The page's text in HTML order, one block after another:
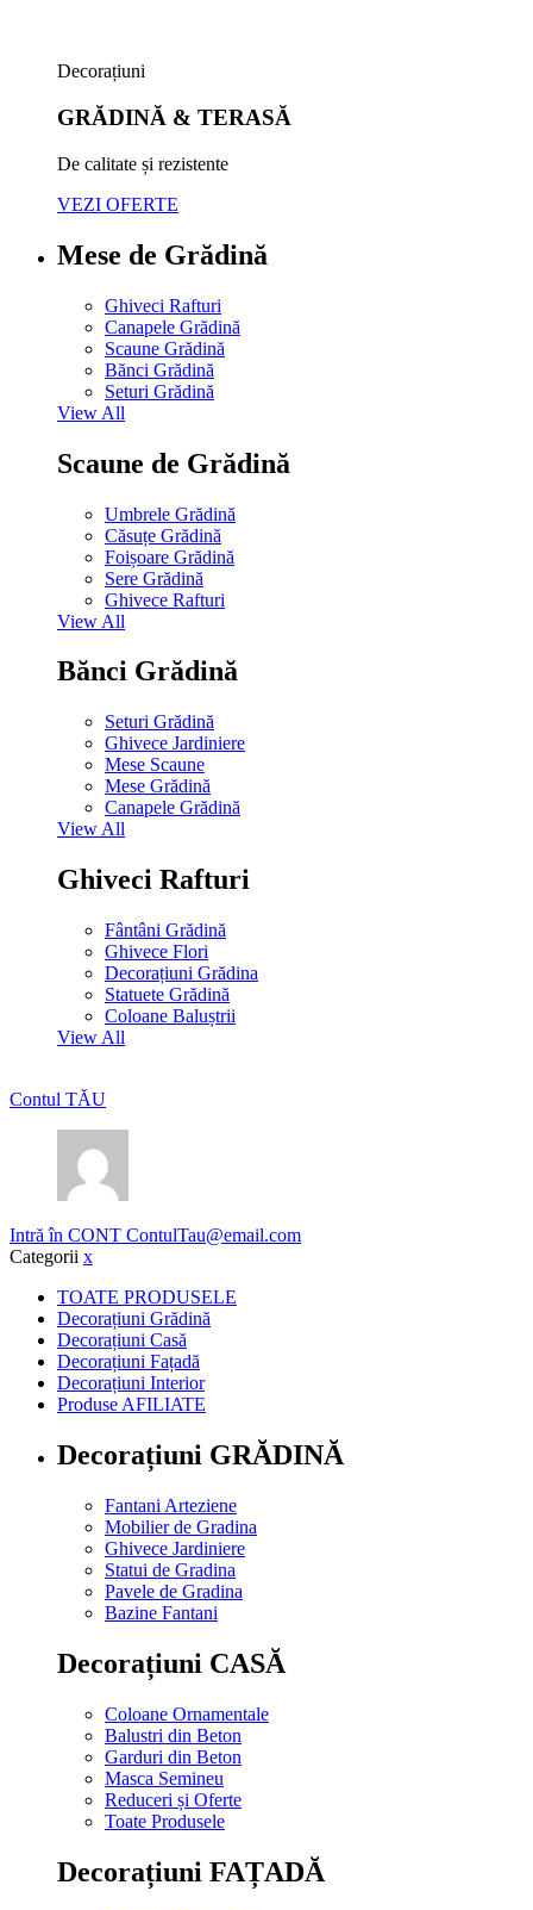
Decorațiuni
GRĂDINĂ & TERASĂ
De calitate și rezistente
VEZI OFERTE
Mese de Grădină
Ghiveci Rafturi
Canapele Grădină
Scaune Grădină
Bănci Grădină
Seturi Grădină
View All
Scaune de Grădină
Umbrele Grădină
Căsuțe Grădină
Foișoare Grădină
Sere Grădină
Ghivece Rafturi
View All
Bănci Grădină
Seturi Grădină
Ghivece Jardiniere
Mese Scaune
Mese Grădină
Canapele Grădină
View All
Ghiveci Rafturi
Fântâni Grădină
Ghivece Flori
Decorațiuni Grădina
Statuete Grădină
Coloane Baluștrii
View All
Contul TĂU
Intră în CONT ContulTau@email.com
Categorii x
TOATE PRODUSELE
Decorațiuni Grădină
Decorațiuni Casă
Decorațiuni Fațadă
Decorațiuni Interior
Produse AFILIATE
Decorațiuni GRĂDINĂ
Fantani Arteziene
Mobilier de Gradina
Ghivece Jardiniere
Statui de Gradina
Pavele de Gradina
Bazine Fantani
Decorațiuni CASĂ
Coloane Ornamentale
Balustri din Beton
Garduri din Beton
Masca Semineu
Reduceri și Oferte
Toate Produsele
Decorațiuni FAȚADĂ